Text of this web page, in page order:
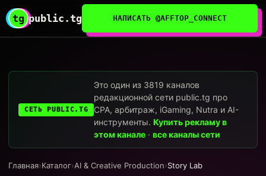
tg public.tg НАПИСАТЬ @AFFTOP_CONNECT
СЕТЬ PUBLIC.TG
Это один из 3819 каналов
редакционной сети public.tg про
CPA, арбитраж, iGaming, Nutra и AI-
инструменты.Купить рекламу в
этом канале ·все каналы сети
Главная›Каталог›AI & Creative Production›Story Lab